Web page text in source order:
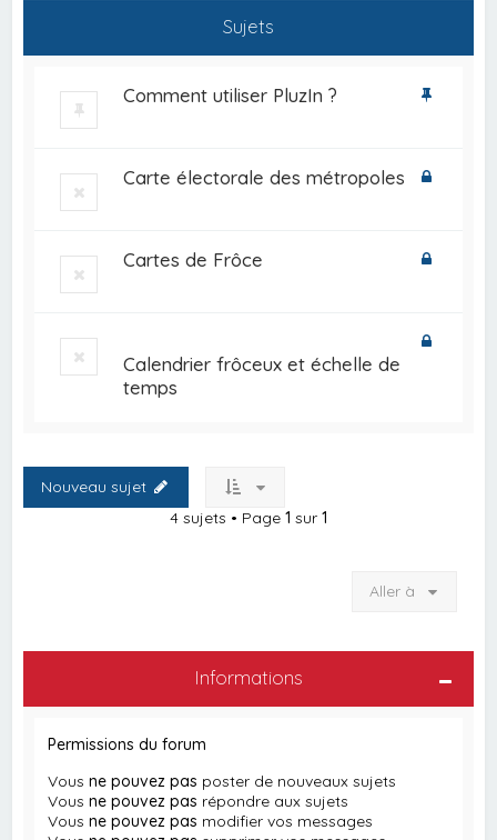
Sujets
Comment utiliser PluzIn ?
Carte électorale des métropoles
Cartes de Frôce
Calendrier frôceux et échelle de
temps
Nouveau sujet
4 sujets • Page 1 sur 1
Aller à
Informations
Permissions du forum
Vousne pouvez pas poster de nouveaux sujets
Vousne pouvez pas répondre aux sujets
Vousne pouvez pas modifier vos messages